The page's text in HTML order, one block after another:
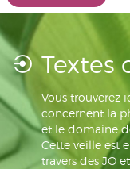
Textes
Vous trouverez
concernent la
et le domaine
Cette veille est
travers des JO